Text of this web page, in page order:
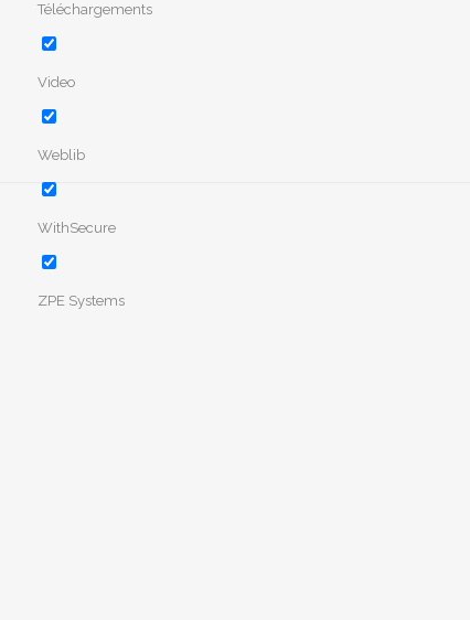
Téléchargements
Video
Weblib
WithSecure
ZPE Systems